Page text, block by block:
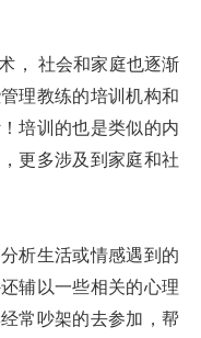
，
社会和家庭也逐渐
理教练的培训机构和
培训的也是类似的内
更多涉及到家庭和社
析生活或情感遇到的
辅以一些相关的心理
常吵架的去参加，帮